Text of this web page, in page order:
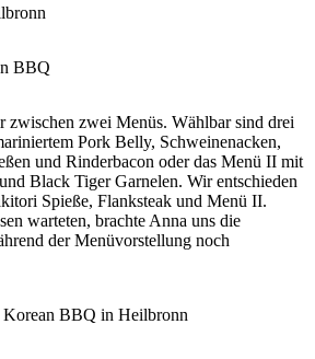
zwischen zwei Menüs. Wählbar sind drei
Pork Belly, Schweinenacken,
und Rinderbacon oder das Menü II mit
Black Tiger Garnelen. Wir entschieden
Spieße, Flanksteak und Menü II.
warteten, brachte Anna uns die
der Menüvorstellung noch